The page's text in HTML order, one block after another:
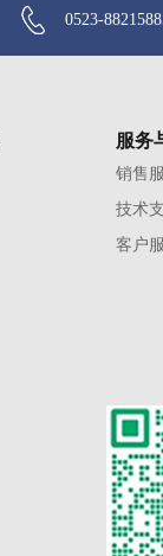
0523-
服务
销售
技术
客户